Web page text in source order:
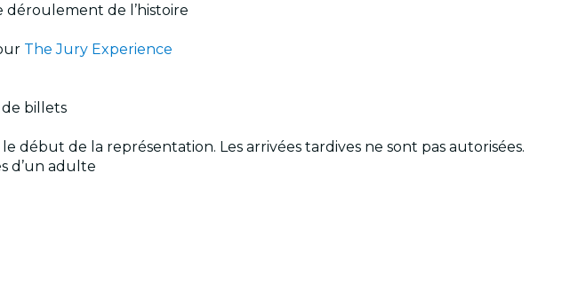
déroulement de l’histoire
The Jury Experience
billets
début de la représentation. Les arrivées tardives ne sont pas autorisées.
d’un adulte